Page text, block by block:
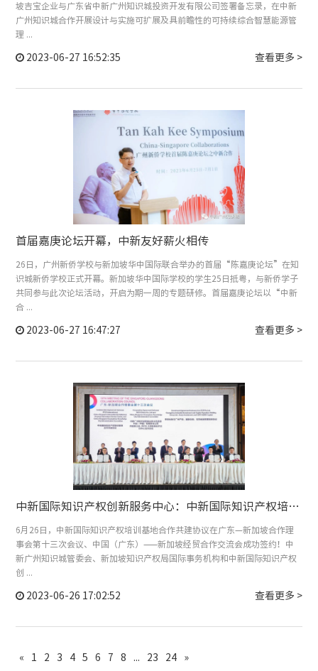
坡吉宝企业与广东省中新广州知识城投资开发有限公司签署备忘录，在中新
广州知识城合作开展设计与实施可扩展及具前瞻性的可持续综合智慧能源管
理 ...
查看更多 >
2023-06-27 16:52:35
首届嘉庚论坛开幕，中新友好薪火相传
26日，广州新侨学校与新加坡华中国际联合举办的首届“陈嘉庚论坛”在知
识城新侨学校正式开幕。新加坡华中国际学校的学生25日抵粤，与新侨学子
共同参与此次论坛活动，开启为期一周的专题研修。首届嘉庚论坛以“中新
合 ...
查看更多 >
2023-06-27 16:47:27
中新国际知识产权创新服务中心：中新国际知识产权培训基地合作共建协议在粤新理事会第十三次会议成功签约！
6月26日，中新国际知识产权培训基地合作共建协议在广东—新加坡合作理
事会第十三次会议、中国（广东）——新加坡经贸合作交流会成功签约！中
新广州知识城管委会、新加坡知识产权局国际事务机构和中新国际知识产权
创 ...
查看更多 >
2023-06-26 17:02:52
« 1 2 3 4 5 6 7 8 ... 23 24 »